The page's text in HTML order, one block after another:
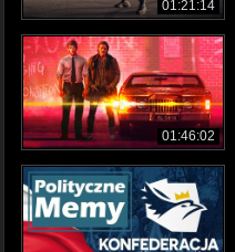
01:21:14
01:46:02